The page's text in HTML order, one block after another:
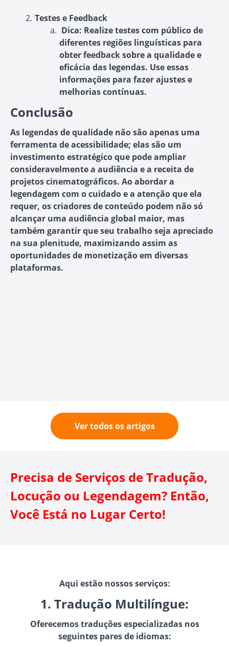
Testes e Feedback
Dica: Realize testes com público de
diferentes regiões linguísticas para
obter feedback sobre a qualidade e
eficácia das legendas. Use essas
informações para fazer ajustes e
melhorias contínuas.
Conclusão
As legendas de qualidade não são apenas uma
ferramenta de acessibilidade; elas são um
investimento estratégico que pode ampliar
consideravelmente a audiência e a receita de
projetos cinematográficos. Ao abordar a
legendagem com o cuidado e a atenção que ela
requer, os criadores de conteúdo podem não só
alcançar uma audiência global maior, mas
também garantir que seu trabalho seja apreciado
na sua plenitude, maximizando assim as
oportunidades de monetização em diversas
plataformas.
Ver todos os artigos
Precisa de Serviços de Tradução,
Locução ou Legendagem? Então,
Você Está no Lugar Certo!
Aqui estão nossos serviços:
1. Tradução Multilíngue:
Oferecemos traduções especializadas nos
seguintes pares de idiomas: